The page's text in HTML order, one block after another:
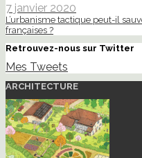
7 janvier 2020
L’urbanisme tactique peut-il
françaises ?
Retrouvez-nous sur Twitter
Mes Tweets
ARCHITECTURE